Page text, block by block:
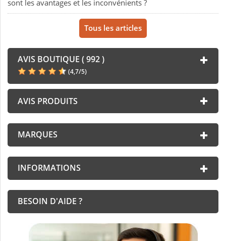
sont les avantages et les inconvénients ?
Tous les articles
AVIS BOUTIQUE ( 992 )
(4,7/5)
AVIS PRODUITS
MARQUES
INFORMATIONS
BESOIN D'AIDE ?